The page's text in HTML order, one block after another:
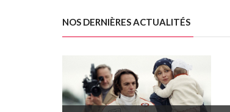
NOS DERNIÈRES ACTUALITÉS